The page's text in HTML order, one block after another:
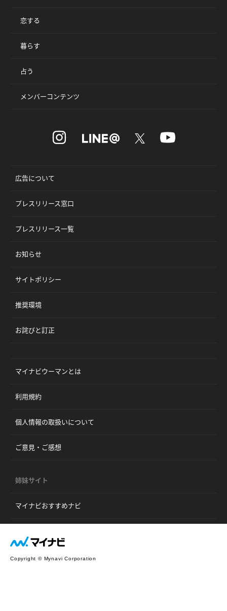
恋する
暮らす
占う
メンバーコンテンツ
広告について
プレスリリース窓口
プレスリリース一覧
お知らせ
サイトポリシー
推奨環境
お詫びと訂正
マイナビウーマンとは
利用規約
個人情報の取扱いについて
ご意見・ご感想
姉妹サイト
マイナビおすすめナビ
Copyright © Mynavi Corporation